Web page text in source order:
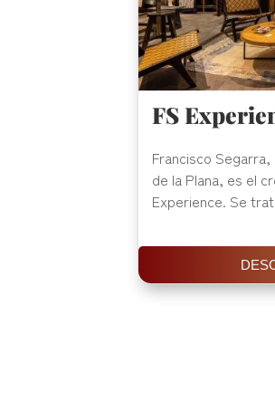
FS
Francisco
de la Plana, es el
Experience. Se